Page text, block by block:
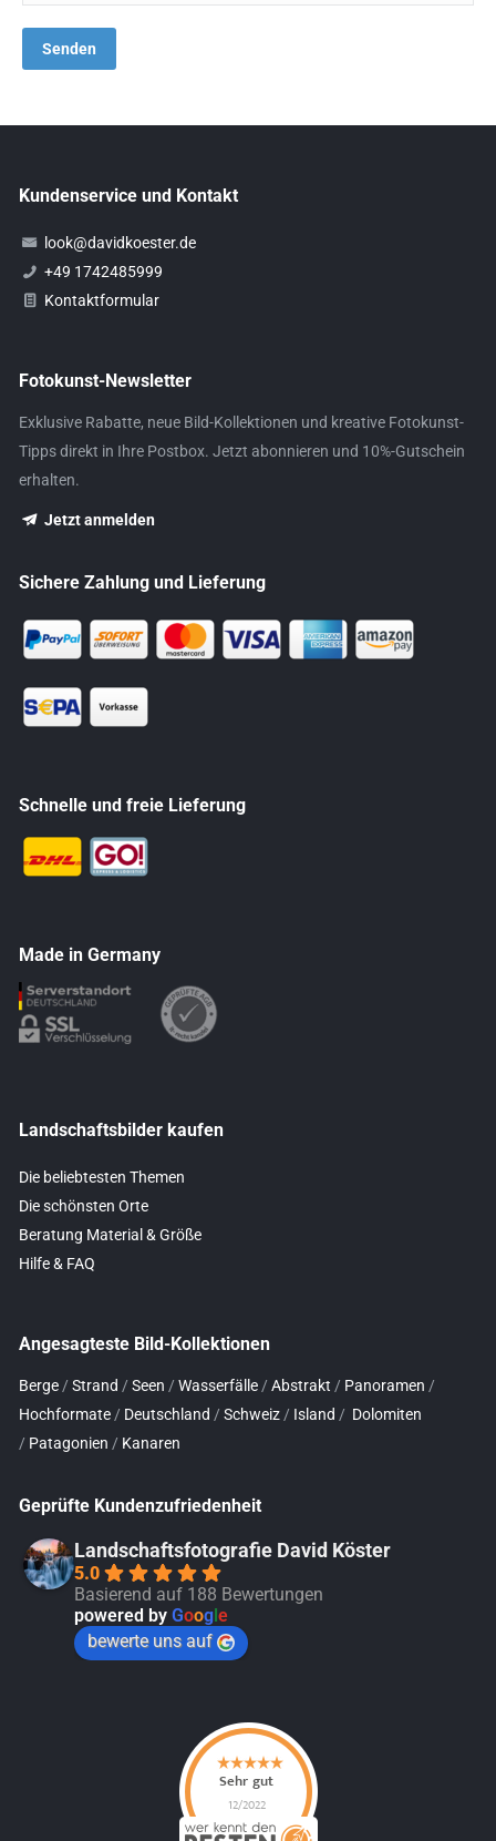
Kundenservice und Kontakt
look@davidkoester.de
+49 1742485999
Kontaktformular
Fotokunst-Newsletter
Exklusive Rabatte, neue Bild-Kollektionen und kreative Fotokunst-
Tipps direkt in Ihre Postbox. Jetzt abonnieren und 10%-Gutschein
erhalten.
Jetzt anmelden
Sichere Zahlung und Lieferung
Schnelle und freie Lieferung
Made in Germany
Landschaftsbilder kaufen
Die beliebtesten Themen
Die schönsten Orte
Beratung Material & Größe
Hilfe & FAQ
Angesagteste Bild-Kollektionen
Berge / Strand / Seen / Wasserfälle / Abstrakt / Panoramen /
Hochformate / Deutschland / Schweiz / Island / Dolomiten
/ Patagonien / Kanaren
Geprüfte Kundenzufriedenheit
Landschaftsfotografie David Köster
5.0
Basierend auf 188 Bewertungen
powered by Google
bewerte uns auf